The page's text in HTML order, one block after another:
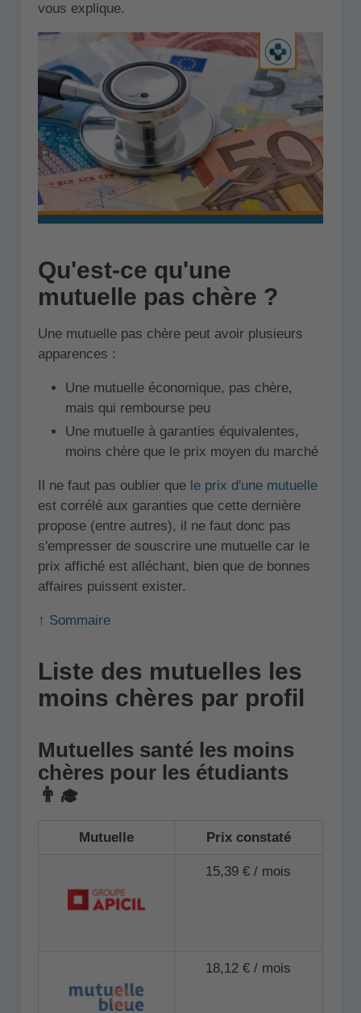
vous explique.
Qu'est-ce qu'une
mutuelle pas chère ?
Une mutuelle pas chère peut avoir plusieurs
apparences :
Une mutuelle économique, pas chère,
mais qui rembourse peu
Une mutuelle à garanties équivalentes,
moins chère que le prix moyen du marché
Il ne faut pas oublier que le prix d'une mutuelle
est corrélé aux garanties que cette dernière
propose (entre autres), il ne faut donc pas
s'empresser de souscrire une mutuelle car le
prix affiché est alléchant, bien que de bonnes
affaires puissent exister.
↑ Sommaire
Liste des mutuelles les
moins chères par profil
Mutuelles santé les moins
chères pour les étudiants
👨‍🎓
Mutuelle Prix constaté
15,39 € / mois
18,12 € / mois